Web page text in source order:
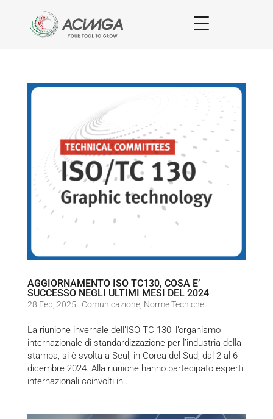
AGGIORNAMENTO ISO TC130, COSA E’
SUCCESSO NEGLI ULTIMI MESI DEL 2024
28 Feb, 2025 | Comunicazione, Norme Tecniche
La riunione invernale dell’ISO TC 130, l’organismo
internazionale di standardizzazione per l’industria della
stampa, si è svolta a Seul, in Corea del Sud, dal 2 al 6
dicembre 2024. Alla riunione hanno partecipato esperti
internazionali coinvolti in...